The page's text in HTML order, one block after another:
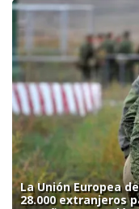
La Unión Europea
28.000 extranjeros